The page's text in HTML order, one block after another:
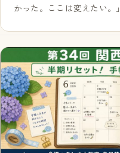
かった。ここは変えたい。